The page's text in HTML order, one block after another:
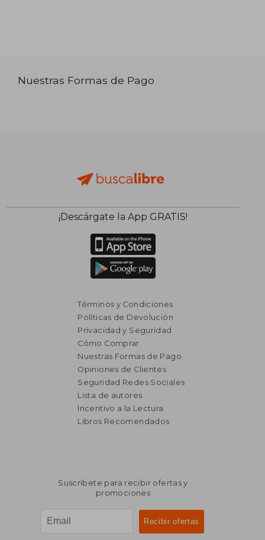
Nuestras Formas de Pago
¡Descárgate la App GRATIS!
Términos y Condiciones
Políticas de Devolución
Privacidad y Seguridad
Cómo Comprar
Nuestras Formas de Pago
Opiniones de Clientes
Seguridad Redes Sociales
Lista de autores
Incentivo a la Lectura
Libros Recomendados
Suscríbete para recibir ofertas y
promociones